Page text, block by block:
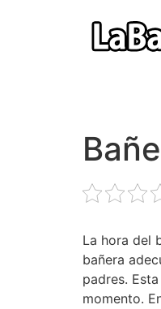
La hora del
bañera
padres.
momento.